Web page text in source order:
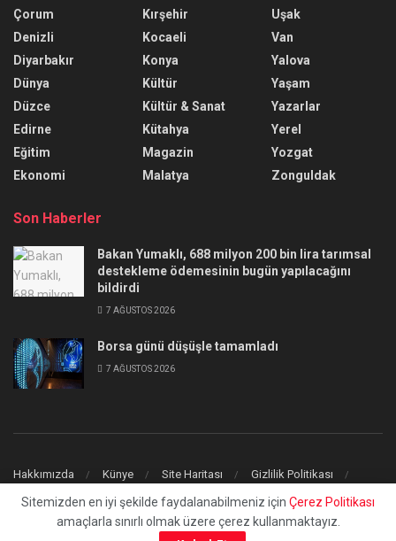
Çorum
Denizli
Diyarbakır
Dünya
Düzce
Edirne
Eğitim
Ekonomi
Kırşehir
Kocaeli
Konya
Kültür
Kültür & Sanat
Kütahya
Magazin
Malatya
Uşak
Van
Yalova
Yaşam
Yazarlar
Yerel
Yozgat
Zonguldak
Son Haberler
Bakan Yumaklı, 688 milyon 200 bin lira tarımsal
destekleme ödemesinin bugün yapılacağını
bildirdi
7 AĞUSTOS 2026
Borsa günü düşüşle tamamladı
7 AĞUSTOS 2026
Hakkımızda Künye Site Haritası
Gizlilik Politikası
uchilaltv.com- Tüm Hakları Saklıdır.
Sitemizden en iyi şekilde faydalanabilmeniz için Çerez Politikası
amaçlarla sınırlı olmak üzere çerez kullanmaktayız.